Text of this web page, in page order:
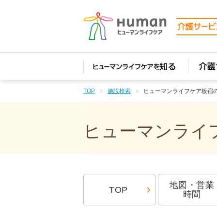
TOP 施設検索 ヒューマンライフケア板宿
ヒューマンライ
TOP
地図・営業
時間